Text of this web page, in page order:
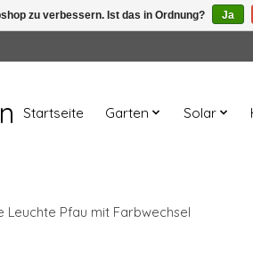
Startseite Garten Solar
Leuchte Pfau mit Farbwechsel
zu verbessern. Ist das in Ordnung? Ja